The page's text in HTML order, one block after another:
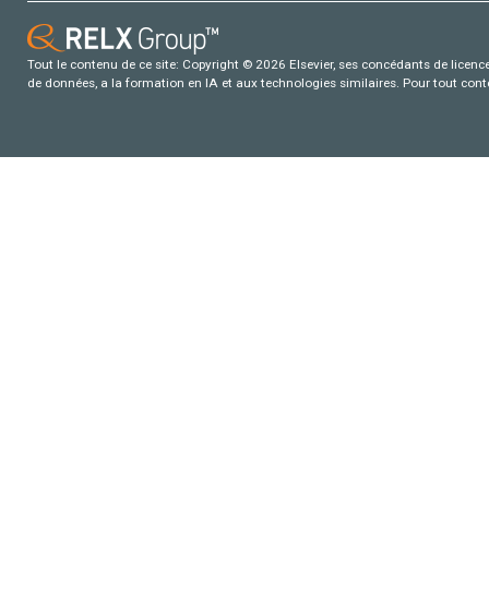
Tout le contenu de ce site: Copyright © 2026 Elsevier, ses concédants de
de données, a la formation en IA et aux technologies similaires. Pour tout